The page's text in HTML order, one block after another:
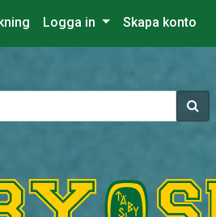
Logga in Skapa konto
Sök